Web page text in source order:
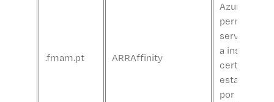
.fmam.pt ARRAffinity
Azure e
permite
serviço
a instância
certa
por um